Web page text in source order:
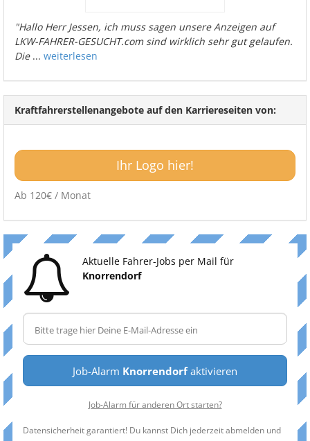
"Hallo Herr Jessen, ich muss sagen unsere Anzeigen auf
LKW-FAHRER-GESUCHT.com sind wirklich sehr gut gelaufen.
Die... weiterlesen
Kraftfahrerstellenangebote auf den Karriereseiten von:
Ihr Logo hier!
Ab 120€ / Monat
Aktuelle Fahrer-Jobs per Mail für
Knorrendorf
Job-Alarm Knorrendorfaktivieren
Job-Alarm für anderen Ort starten?
Datensicherheit garantiert! Du kannst Dich jederzeit abmelden und